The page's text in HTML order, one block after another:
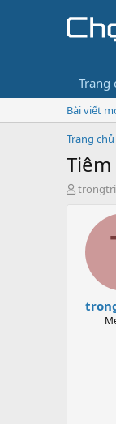
Trang
Bài viết
Trang chủ
Tiêm
T